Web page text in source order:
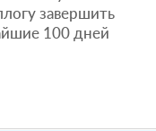
завершить
100 дней